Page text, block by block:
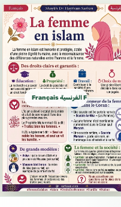
Français الفرنسية French